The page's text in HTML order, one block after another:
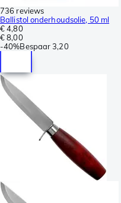
736 reviews
Ballistol onderhoudsolie, 50 ml
€ 4,80
€ 8,00
-40%Bespaar 3,20